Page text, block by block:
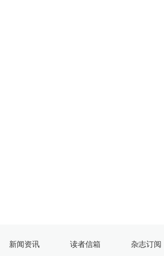
新闻资讯 读者信箱 杂志订阅